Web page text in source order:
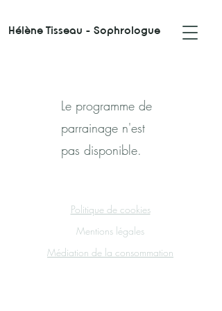
Hélène Tisseau - Sophrologue
Le programme de
parrainage n'est
pas disponible.
Politique de cookies
Mentions légales
Médiation de la consommation